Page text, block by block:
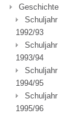
Geschichte
Schuljahr
1992/93
Schuljahr
1993/94
Schuljahr
1994/95
Schuljahr
1995/96